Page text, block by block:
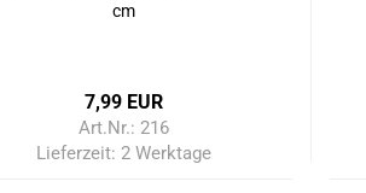
cm
7,99 EUR
Art.Nr.: 216
Lieferzeit:2 Werktage